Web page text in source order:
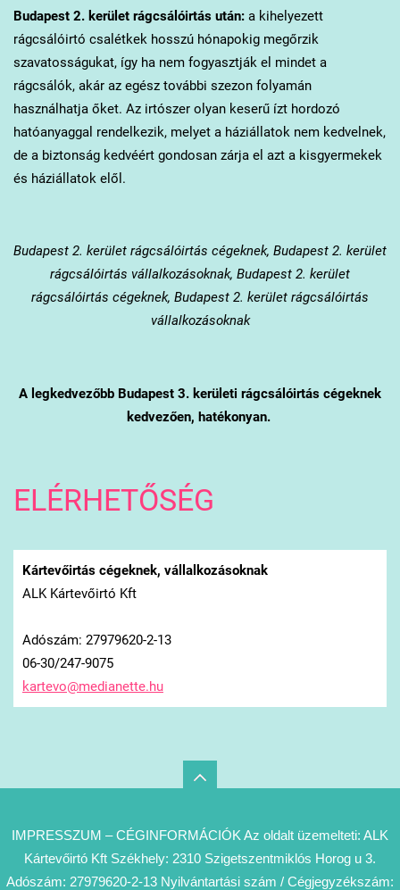
Budapest 2. kerületrágcsálóirtás után:a kihelyezett
rágcsálóirtó csalétkek hosszú hónapokig megőrzik
szavatosságukat, így ha nem fogyasztják el mindet a
rágcsálók, akár az egész további szezon folyamán
használhatja őket. Az irtószer olyan keserű ízt hordozó
hatóanyaggal rendelkezik, melyet a háziállatok nem kedvelnek,
de a biztonság kedvéért gondosan zárja el azt a kisgyermekek
és háziállatok elől.
Budapest 2. kerület rágcsálóirtás cégeknek, Budapest 2. kerület
rágcsálóirtás vállalkozásoknak, Budapest 2. kerület
rágcsálóirtás cégeknek, Budapest 2. kerület rágcsálóirtás
vállalkozásoknak
A legkedvezőbb Budapest 3. kerületi rágcsálóirtás cégeknek
kedvezően, hatékonyan.
ELÉRHETŐSÉG
Kártevőirtás cégeknek, vállalkozásoknak
ALK Kártevőirtó Kft
Adószám: 27979620-2-13
06-30/247-9075
kartevo@medianette.hu
IMPRESSZUM – CÉGINFORMÁCIÓK Az oldalt üzemelteti: ALK
Kártevőirtó Kft Székhely: 2310 Szigetszentmiklós Horog u 3.
Adószám: 27979620-2-13 Nyilvántartási szám / Cégjegyzékszám: